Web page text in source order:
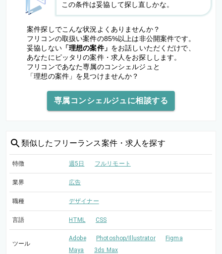
この条件は妥協して探し直しかな。
案件探しでこんな状況よくありませんか？
フリコンの取扱い案件の85%以上は非公開案件です。
妥協しない「理想の案件」 をお話しいただくだけで、
あなたにピッタリの案件・求人をお探しします。
フリコンであなた専属のコンシェルジュと
「理想の案件」を見つけませんか？
専属コンシェルジュに相談する
類似した フリーランス案件・求人を探す
特徴 週5日 フルリモート
業界 広告
職種 デザイナー
言語 HTML CSS
ツール
Adobe Photoshop/Illustrator
Figma
Maya
3ds Max